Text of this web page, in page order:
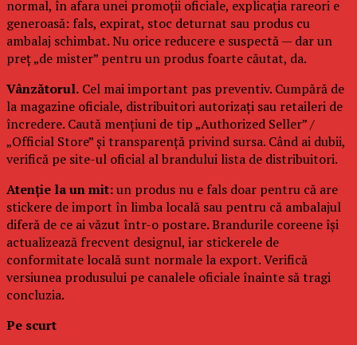
normal, în afara unei promoții oficiale, explicația rareori e
generoasă: fals, expirat, stoc deturnat sau produs cu
ambalaj schimbat. Nu orice reducere e suspectă — dar un
preț „de mister” pentru un produs foarte căutat, da.
Vânzătorul. Cel mai important pas preventiv. Cumpără de
la magazine oficiale, distribuitori autorizați sau retaileri de
încredere. Caută mențiuni de tip „Authorized Seller” /
„Official Store” și transparență privind sursa. Când ai dubii,
verifică pe site-ul oficial al brandului lista de distribuitori.
Atenție la un mit:un produs nu e fals doar pentru că are
stickere de import în limba locală sau pentru că ambalajul
diferă de ce ai văzut într-o postare. Brandurile coreene își
actualizează frecvent designul, iar stickerele de
conformitate locală sunt normale la export. Verifică
versiunea produsului pe canalele oficiale înainte să tragi
concluzia.
Pe scurt